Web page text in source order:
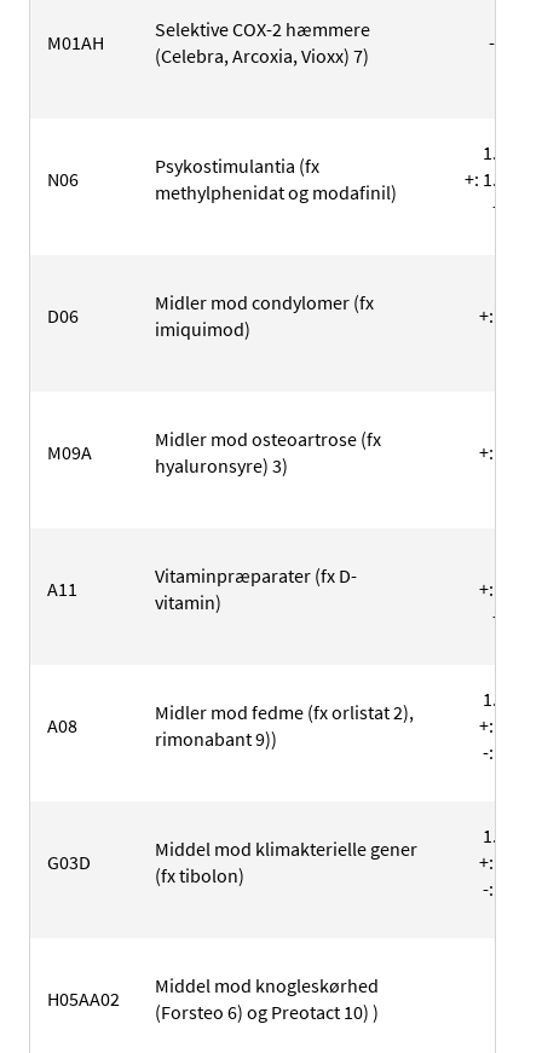
M01AH
Selektive COX-2 hæmmere
(Celebra, Arcoxia, Vioxx) 7)
-
N06
Psykostimulantia (fx
methylphenidat og modafinil)
1.384
+: 1.344
-: 40
D06
Midler mod condylomer (fx
imiquimod)
+: 797
M09A
Midler mod osteoartrose (fx
hyaluronsyre) 3)
+: 920
A11
Vitaminpræparater (fx D-
vitamin)
+: 627
-: 36
A08
Midler mod fedme (fx orlistat 2),
rimonabant 9))
1.005
+: 397
-: 608
G03D
Middel mod klimakterielle gener
(fx tibolon)
1.174
+: 840
-: 334
H05AA02
Middel mod knogleskørhed
(Forsteo 6) og Preotact 10) )